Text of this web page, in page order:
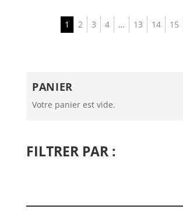
1 2 3 4 … 13 14 15
PANIER
Votre panier est vide.
FILTRER PAR :